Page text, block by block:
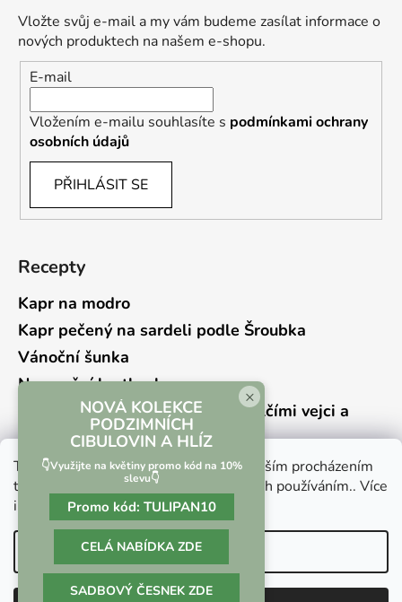
Tento web používá soubory cookie. Dalším procházením
tohoto webu vyjadřujete souhlas s jejich používáním.. Více
informacízde.
Nastavení
Vložte svůj e-mail a my vám budeme zasílat informace o
nových produktech na našem e-shopu.
E-mail
Vložením e-mailu souhlasíte s podmínkami ochrany
osobních údajů
PŘIHLÁSIT SE
Recepty
Kapr na modro
Kapr pečený na sardeli podle Šroubka
Vánoční šunka
Novoroční hrstkovka
Lehký bramborový salát s křepelčími vejci a
kyselou okurkou
Vrácení zboží a reklamace Kontaktní formulář
Vytvořil Shoptet
×
NOVÁ KOLEKCE
PODZIMNÍCH
CIBULOVIN A HLÍZ
👇Využijte na květiny promo kód na 10%
slevu👇
Promo kód: TULIPAN10
CELÁ NABÍDKA ZDE
SADBOVÝ ČESNEK ZDE